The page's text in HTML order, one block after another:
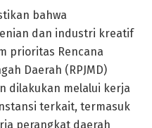
bahwa
dan industri kreatif
prioritas Rencana
Daerah (RPJMD)
dilakukan melalui kerja
terkait, termasuk
perangkat daerah